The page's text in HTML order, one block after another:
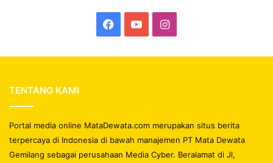
Facebook
YouTubeInstagram
TENTANG KAMI
Portal media online MataDewata.com merupakan situs berita
terpercaya di Indonesia di bawah manajemen PT Mata Dewata
Gemilang sebagai perusahaan Media Cyber. Beralamat di Jl,